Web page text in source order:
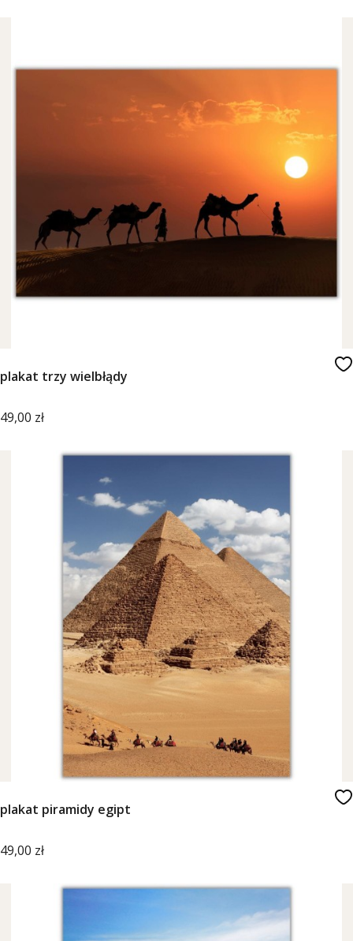
plakat trzy wielbłądy
Cena
49,00 zł
plakat piramidy egipt
Cena
49,00 zł